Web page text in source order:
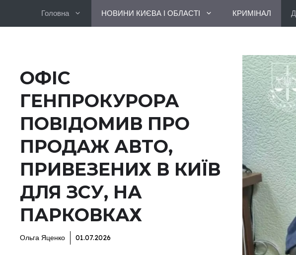
Головна НОВИНИ КИЄВА І ОБЛАСТІ КРИМІНАЛ
ОФІС
ГЕНПРОКУРОРА
ПОВІДОМИВ ПРО
ПРОДАЖ АВТО,
ПРИВЕЗЕНИХ В КИЇВ
ДЛЯ ЗСУ, НА
ПАРКОВКАХ
Ольга Яценко 01.07.2026